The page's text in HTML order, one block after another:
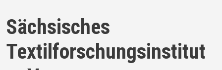
Sächsisches
Textilforschungsinstitut